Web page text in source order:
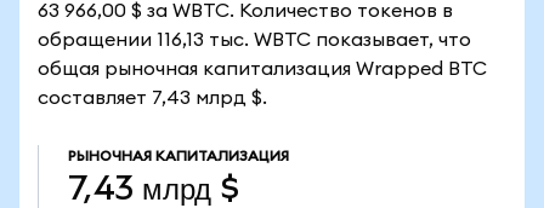
63 966,00 $ за WBTC. Количество токенов в
обращении 116,13 тыс. WBTC показывает, что
общая рыночная капитализация Wrapped BTC
составляет 7,43 млрд $.
РЫНОЧНАЯ КАПИТАЛИЗАЦИЯ
7,43 млрд $